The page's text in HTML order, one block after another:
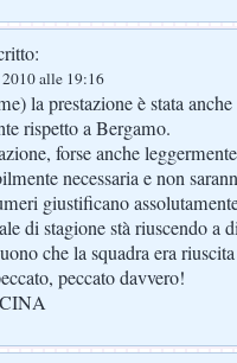
alle 19:16
la prestazione è stata
rispetto a Bergamo.
forse anche
necessaria e non
giustificano
di stagione stà riuscendo a
che la squadra era
peccato davvero!